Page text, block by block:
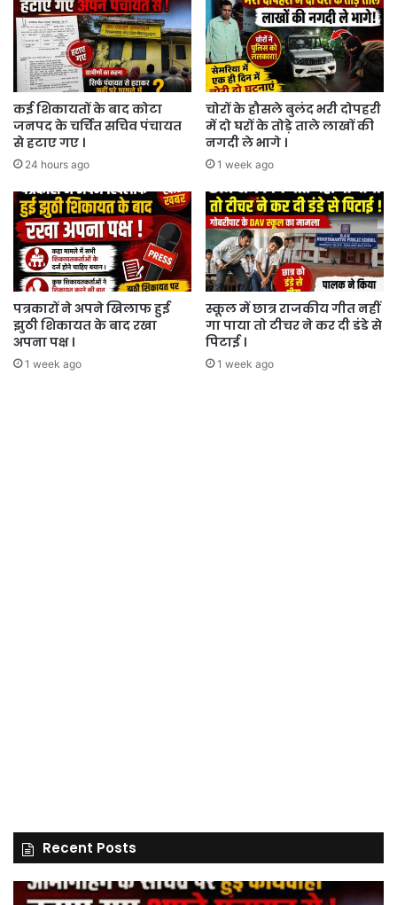
कई शिकायतों के बाद कोटा
जनपद के चर्चित सचिव पंचायत
से हटाए गए ।
24 hours ago
चोरों के हौसले बुलंद भरी दोपहरी
में दो घरों के तोड़े ताले लाखों की
नगदी ले भागे ।
1 week ago
पत्रकारों ने अपने खिलाफ हुई
झुठी शिकायत के बाद रखा
अपना पक्ष ।
1 week ago
स्कूल में छात्र राजकीय गीत नहीं
गा पाया तो टीचर ने कर दी डंडे से
पिटाई ।
1 week ago
Recent Posts